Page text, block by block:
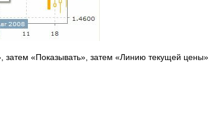
«Показывать», затем «Линию текущей цены».